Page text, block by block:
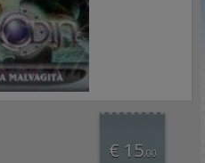
€ 15,00